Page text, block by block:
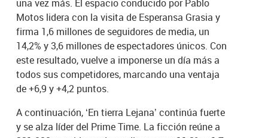
una vez más. El espacio conducido por Pablo
Motos lidera con la visita de Esperansa Grasia y
firma 1,6 millones de seguidores de media, un
14,2% y 3,6 millones de espectadores únicos. Con
este resultado, vuelve a imponerse un día más a
todos sus competidores, marcando una ventaja
de +6,9 y +4,2 puntos.
A continuación, ‘En tierra Lejana’ continúa fuerte
y se alza líder del Prime Time. La ficción reúne a